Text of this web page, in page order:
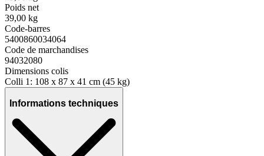
Poids net
39,00 kg
Code-barres
5400860034064
Code de marchandises
94032080
Dimensions colis
Colli 1: 108 x 87 x 41 cm (45 kg)
Informations techniques